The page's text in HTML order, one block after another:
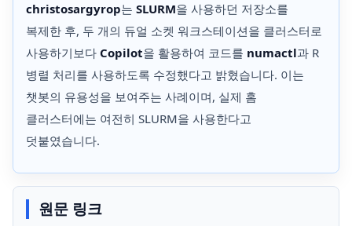
christosargyrop는 SLURM을 사용하던 저장소를
복제한 후, 두 개의 듀얼 소켓 워크스테이션을 클러스터로
사용하기보다 Copilot을 활용하여 코드를 numactl과 R
병렬 처리를 사용하도록 수정했다고 밝혔습니다. 이는
챗봇의 유용성을 보여주는 사례이며, 실제 홈
클러스터에는 여전히 SLURM을 사용한다고
덧붙였습니다.
원문 링크